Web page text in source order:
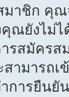
าชิก คุณ
ณยังไม่
สมัครส
สามารถ
การยืน